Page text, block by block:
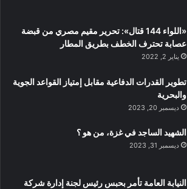
«اللواء 144 قتال»: تحرير مقيم مصري من قبضة
عصابة تحترف الخطف بطريق المطار
يناير 2, 2022
تطوير القدرات الدفاعية مقابل إمتياز القواعد الجوية
والبحرية
ديسمبر 20, 2023
الشهيد الساجد في غزة، من هو ؟
ديسمبر 31, 2023
النيابة العامة تأمر بحبس رئيس لجنة إدارة شركة